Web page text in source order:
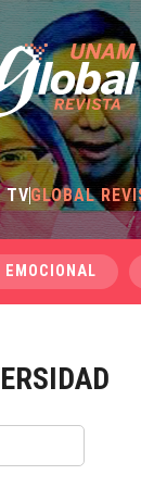
TVGLOBAL
EMOCIONAL